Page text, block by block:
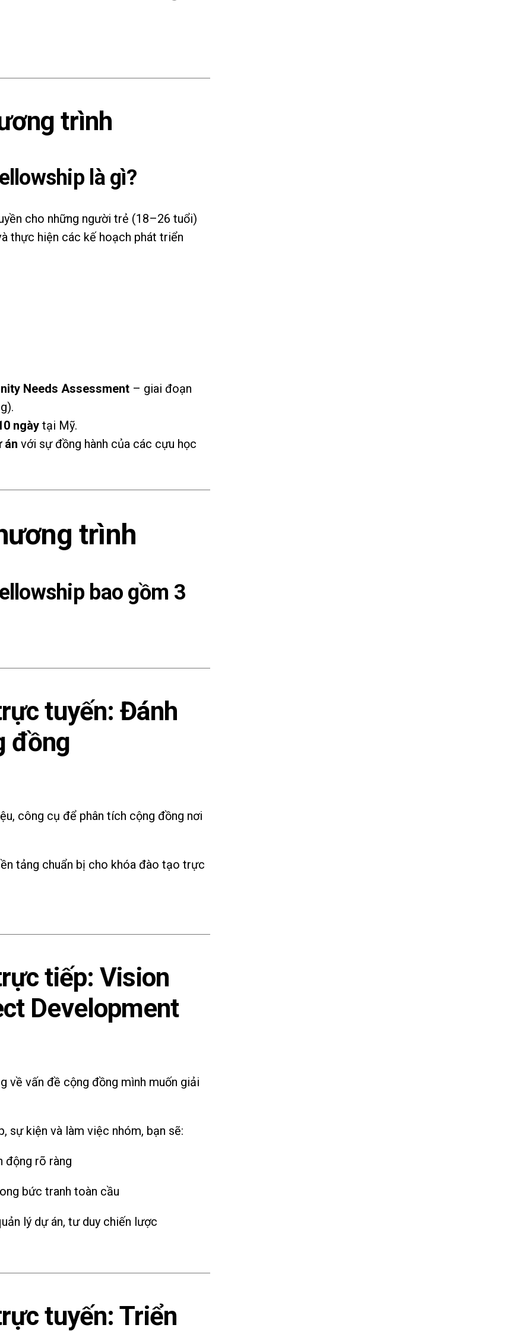
trình
là gì?
cho những người trẻ (18–26 tuổi)
thực hiện các kế hoạch phát triển
Needs Assessment – giai đoạn
ngày tại Mỹ.
án với sự đồng hành của các cựu học
trình
bao gồm 3
tuyến: Đánh
đồng
công cụ để phân tích cộng đồng nơi
tảng chuẩn bị cho khóa đào tạo trực
tiếp: Vision
Development
về vấn đề cộng đồng mình muốn giải
sự kiện và làm việc nhóm, bạn sẽ:
động rõ ràng
bức tranh toàn cầu
lý dự án, tư duy chiến lược
tuyến: Triển